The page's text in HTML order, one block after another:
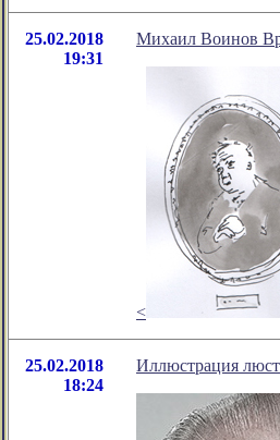
25.02.2018
19:31
Михаил Воинов
<
25.02.2018
18:24
Иллюстрация